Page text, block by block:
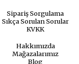
Sipariş Sorgulama
Sıkça Sorulan Sorular
KVKK
Hakkımızda
Mağazalarımız
Blog